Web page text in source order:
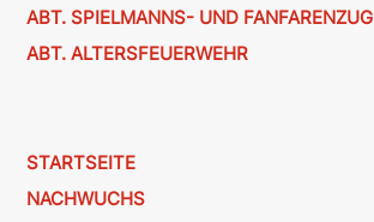
ABT. SPIELMANNS- UND FANFARENZUG
ABT. ALTERSFEUERWEHR
STARTSEITE
NACHWUCHS